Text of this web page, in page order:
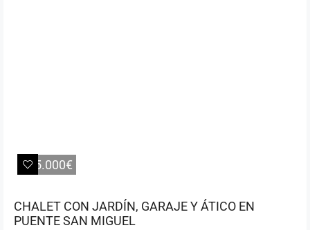
325.000€
CHALET CON JARDÍN, GARAJE Y ÁTICO EN
PUENTE SAN MIGUEL